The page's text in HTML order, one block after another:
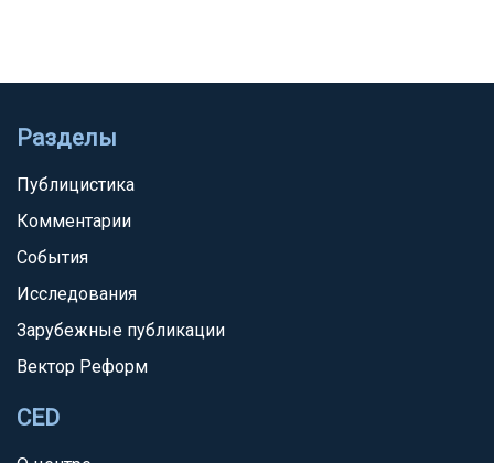
Разделы
Публицистика
Комментарии
События
Исследования
Зарубежные публикации
Вектор Реформ
CED